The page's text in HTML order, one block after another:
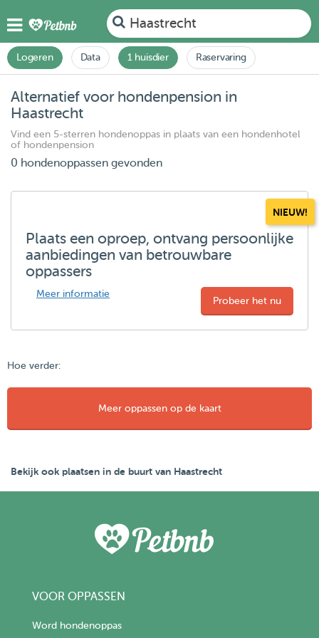
Haastrecht
Logeren Data 1 huisdier Raservaring
Alternatief voor hondenpension in
Haastrecht
Vind een 5-sterren hondenoppas in plaats van een hondenhotel
of hondenpension
0 hondenoppassen gevonden
NIEUW!
Plaats een oproep, ontvang persoonlijke
aanbiedingen van betrouwbare
oppassers
Meer informatie
Probeer het nu
Hoe verder:
Meer oppassen op de kaart
Bekijk ook plaatsen in de buurt van Haastrecht
VOOR OPPASSEN
Word hondenoppas